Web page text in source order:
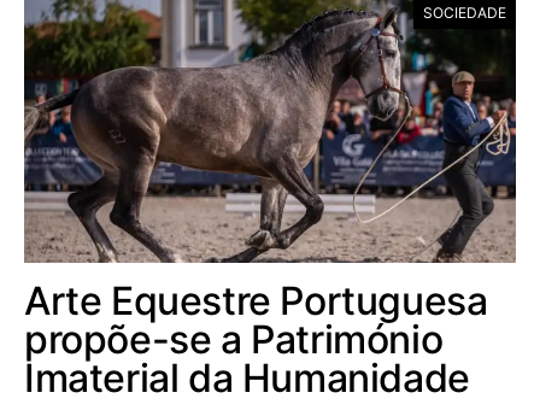
SOCIEDADE
Arte Equestre Portuguesa
propõe-se a Património
Imaterial da Humanidade